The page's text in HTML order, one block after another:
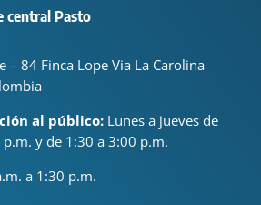
central Pasto
– 84 Finca Lope Via La Carolina
al público: Lunes a jueves de
y de 1:30 a 3:00 p.m.
a 1:30 p.m.